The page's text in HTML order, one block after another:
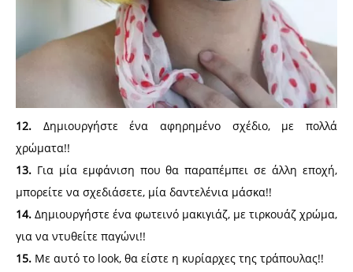
12. Δημιουργήστε ένα αφηρημένο σχέδιο, με πολλά
χρώματα!!
13. Για μία εμφάνιση που θα παραπέμπει σε άλλη εποχή,
μπορείτε να σχεδιάσετε, μία δαντελένια μάσκα!!
14. Δημιουργήστε ένα φωτεινό μακιγιάζ, με τιρκουάζ χρώμα,
για να ντυθείτε παγώνι!!
15. Με αυτό το look, θα είστε η κυρίαρχες της τράπουλας!!